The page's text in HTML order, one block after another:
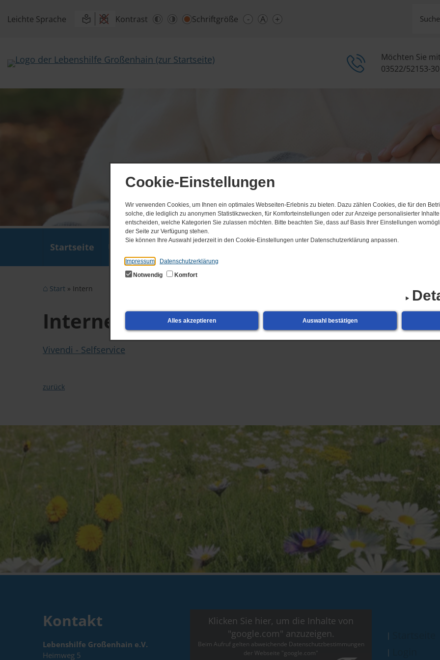
Cookie-Einstellungen
Wir verwenden Cookies, um Ihnen ein optimales Webseiten-Erlebnis zu bieten. Dazu zählen Cookies, die für den
solche, die lediglich zu anonymen Statistikzwecken, für Komforteinstellungen oder zur Anzeige personalisierter
entscheiden, welche Kategorien Sie zulassen möchten. Bitte beachten Sie, dass auf Basis Ihrer Einstellungen
der Seite zur Verfügung stehen.
Sie können Ihre Auswahl jederzeit in den Cookie-Einstellungen unter Datenschutzerklärung anpassen.
Impressum
Datenschutzerklärung
Notwendig
Komfort
Alles akzeptieren Auswahl bestätigen
Leichte Sprache Kontrast Schriftgröße - A + Suche
Möchten Sie
03522/52153-30
Startseite Über uns Wohnen Betreuung und Förderung
Start Intern
Interner Bereich
Vivendi - Selfservice
zurück
Kontakt
Lebenshilfe Großenhain e.V.
Heimweg 5
Klicken Sie hier, um die Inhalte von
"google.com" anzuzeigen.
Beim Aufruf gelten abweichende Datenschutzbestimmungen
der Webseite "google.com"